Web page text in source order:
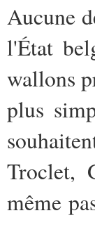
Aucune
l'État
wallons
plus
Troclet,
même